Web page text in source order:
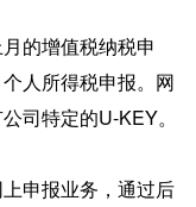
的增值税纳税申
人所得税申报。网
司特定的U-KEY。
申报业务，通过后